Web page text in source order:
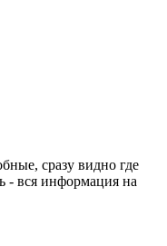
сразу видно где
- вся информация на